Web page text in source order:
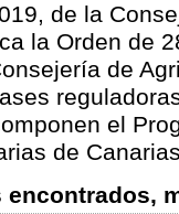
de la
la Orden de
de
el
de